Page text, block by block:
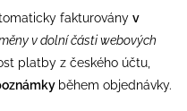
fakturovány v
v dolní části webových
platby z českého účtu,
během objednávky.